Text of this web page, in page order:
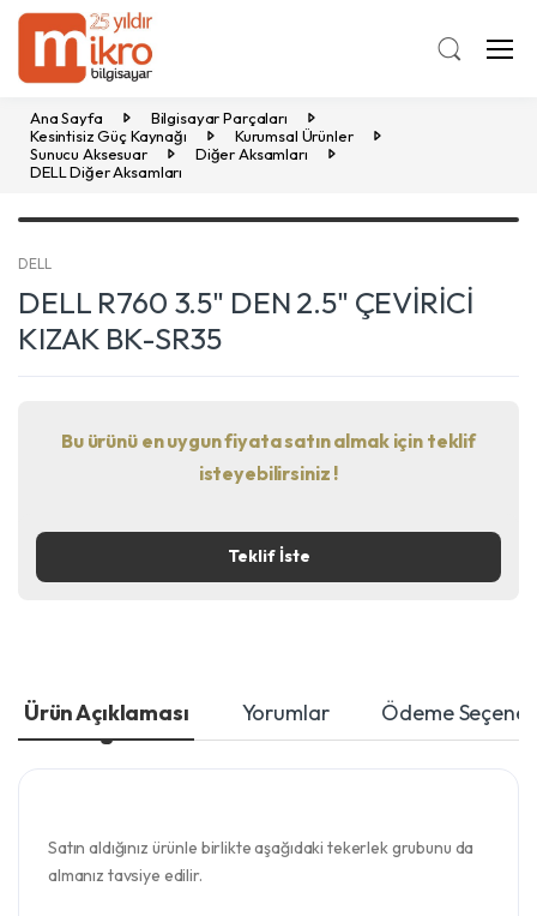
Ana Sayfa
Bilgisayar Parçaları
Kesintisiz Güç Kaynağı
Kurumsal Ürünler
Sunucu Aksesuar
Diğer Aksamları
DELL Diğer Aksamları
DELL
DELL R760 3.5" DEN 2.5" ÇEVİRİCİ
KIZAK BK-SR35
Bu ürünü en uygun fiyata satın almak için teklif
isteyebilirsiniz !
Teklif İste
Ürün Açıklaması Yorumlar Ödeme
Satın aldığınız ürünle birlikte aşağıdaki tekerlek grubunu da
almanız tavsiye edilir.